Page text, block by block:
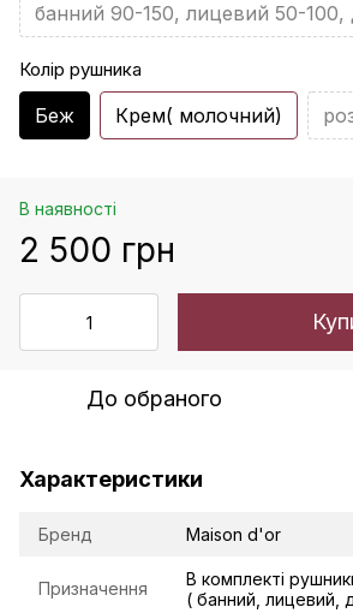
банний 90-150, лицевий 50-100,
Колір рушника
Беж Крем( молочний)
В наявності
2 500 грн
До обраного
Характеристики
Бренд Maison d'or
Призначення
В комплекті
( банний, лицевий,